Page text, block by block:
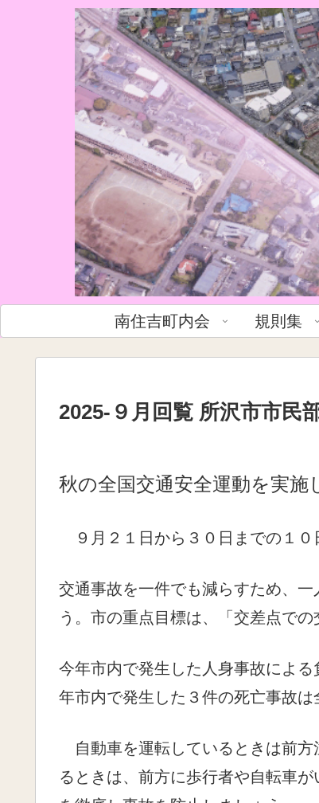
南住吉町内会 規則集
2025-９月回覧 所沢市市民
秋の全国交通安全運動を実施
９月２１日から３０日までの１０
交通事故を一件でも減らすため、
う。市の重点目標は、「交差点での
今年市内で発生した人身事故によ
年市内で発生した３件の死亡事故は
自動車を運転しているときは前方
るときは、前方に歩行者や自転車